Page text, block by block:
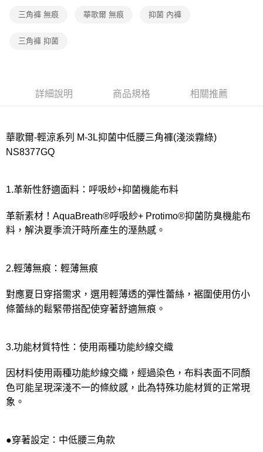
宅配
付款後門市自取
三角褲 無痕 華歌爾 無痕 抑菌 內褲
三角褲 抑菌
詳細說明 商品規格 相關推薦
華歌爾-輕涼系列 M-3L抑菌中低腰三角褲(淺淡霧綠)
NS8377GQ
1.革新性舒適面料：呼吸紗+抑菌機能布料
革新素材！AquaBreath®呼吸紗+ Protimo®抑菌防臭機能布
料，解決夏季流汗時所產生的溼熱感。
2.輕薄無痕：輕薄無痕
對應夏日穿搭需求，選用輕薄透的彈性蕾絲，裾圍使用仿小
條蕾絲的鬆緊帶搭配使穿著舒適無痕。
3.功能材質特性：使用兩種功能紗線交織
因材料使用兩種功能紗線交織，經過染色，布料表面不同顏
色可能呈現深淺不一的條紋感，此為特殊功能材質的正常現
象。
●穿著設定：中低腰三角款